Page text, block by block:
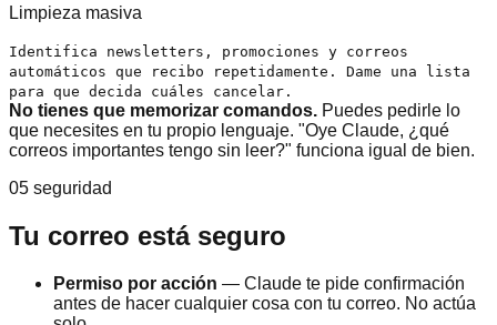
Limpieza masiva
Identifica newsletters, promociones y correos
automáticos que recibo repetidamente. Dame una lista
para que decida cuáles cancelar.
No tienes que memorizar comandos. Puedes pedirle lo
que necesites en tu propio lenguaje. "Oye Claude, ¿qué
correos importantes tengo sin leer?" funciona igual de bien.
05 seguridad
Tu correo está seguro
Permiso por acción — Claude te pide confirmación
antes de hacer cualquier cosa con tu correo. No actúa